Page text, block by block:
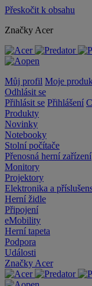
Přeskočit k obsahu
Značky Acer
Můj profil Moje
Odhlásit se
Přihlásit se Přihlášení
Produkty
Novinky
Notebooky
Stolní počítače
Přenosná herní zařízení
Monitory
Projektory
Elektronika a
Herní židle
Připojení
eMobility
Herní tapeta
Podpora
Události
Značky Acer